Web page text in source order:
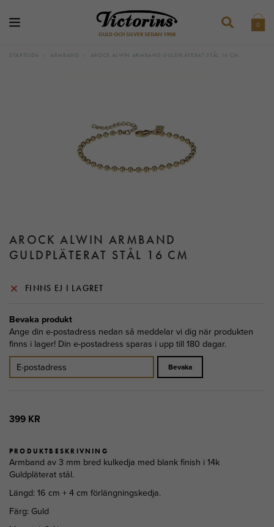
GULD OCH SILVER SEDAN 1908
0
STARTSIDA ARMBAND AROCK ALWIN ARMBAND GULDPLÄTERAT STÅL 16 CM
AROCK ALWIN ARMBAND
GULDPLÄTERAT STÅL 16 CM
PRODUKTBESKRIVNING
Armband av 3 mm bred kulkedja med blank finish i 14k
Guldpläterat stål.
Längd: 16 cm + 4 cm förlängningskedja.
Färg: Guld
399 KR
FINNS EJ I LAGRET
Bevaka produkt
Ange din e-postadress nedan så meddelar vi dig när produkten
finns i lager! Din e-postadress sparas i upp till 180 dagar.
Bevaka